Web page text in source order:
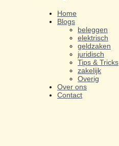
Home
Blogs
beleggen
elektrisch
geldzaken
juridisch
Tips & Tricks
zakelijk
Overig
Over ons
Contact